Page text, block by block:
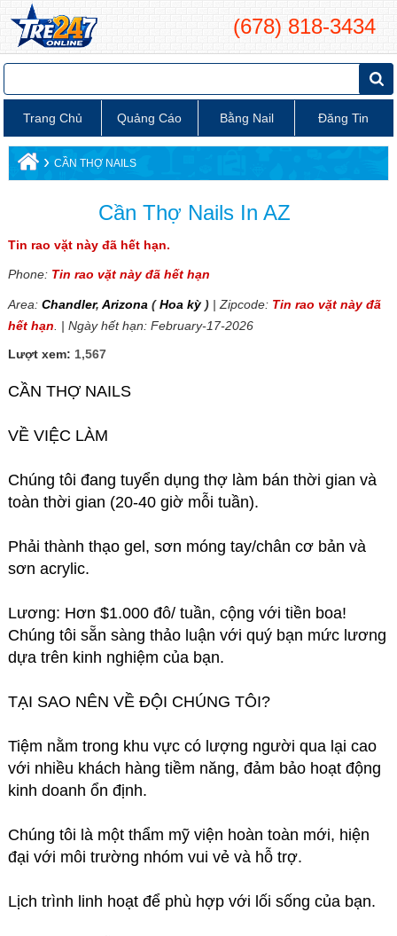
(678) 818-3434
Trang Chủ Quảng Cáo Bằng Nail Đăng Tin
› CẦN THỢ NAILS
Cần Thợ Nails In AZ
Tin rao vặt này đã hết hạn.
Phone: Tin rao vặt này đã hết hạn
Area: Chandler, Arizona (Hoa kỳ)| Zipcode: Tin rao vặt này đã
hết hạn . | Ngày hết hạn: February-17-2026
Lượt xem: 1,567
CẦN THỢ NAILS
VỀ VIỆC LÀM
Chúng tôi đang tuyển dụng thợ làm bán thời gian và
toàn thời gian (20-40 giờ mỗi tuần).
Phải thành thạo gel, sơn móng tay/chân cơ bản và
sơn acrylic.
Lương: Hơn $1.000 đô/ tuần, cộng với tiền boa!
Chúng tôi sẵn sàng thảo luận với quý bạn mức lương
dựa trên kinh nghiệm của bạn.
TẠI SAO NÊN VỀ ĐỘI CHÚNG TÔI?
Tiệm nằm trong khu vực có lượng người qua lại cao
với nhiều khách hàng tiềm năng, đảm bảo hoạt động
kinh doanh ổn định.
Chúng tôi là một thẩm mỹ viện hoàn toàn mới, hiện
đại với môi trường nhóm vui vẻ và hỗ trợ.
Lịch trình linh hoạt để phù hợp với lối sống của bạn.